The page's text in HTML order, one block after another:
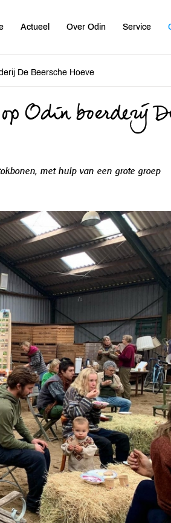
Actueel Over Odin Service
De Beersche Hoeve
Odin boerderij
met hulp van een grote groep